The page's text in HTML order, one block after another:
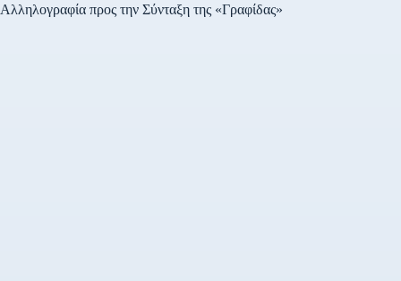
Αλληλογραφία προς την Σύνταξη της «Γραφίδας»